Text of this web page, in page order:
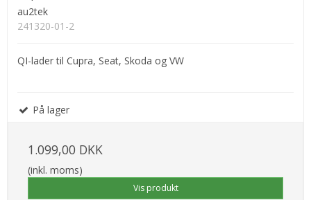
au2tek
241320-01-2
QI-lader til Cupra, Seat, Skoda og VW
På lager
1.099,00 DKK
(inkl. moms)
Vis produkt